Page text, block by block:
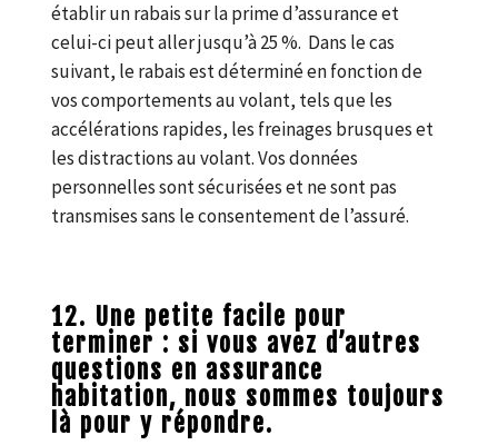
établir un rabais sur la prime d’assurance et
celui-ci peut aller jusqu’à 25 %. Dans le cas
suivant, le rabais est déterminé en fonction de
vos comportements au volant, tels que les
accélérations rapides, les freinages brusques et
les distractions au volant. Vos données
personnelles sont sécurisées et ne sont pas
transmises sans le consentement de l’assuré.
12. Une petite facile pour
terminer : si vous avez d’autres
questions en assurance
habitation, nous sommes toujours
là pour y répondre.